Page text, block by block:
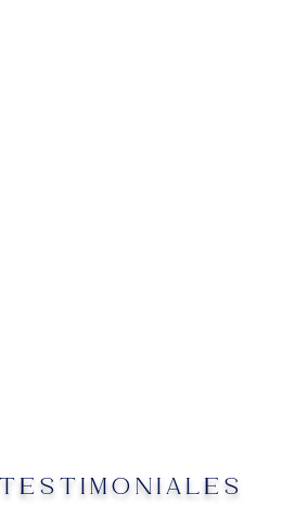
TESTIMONIALES